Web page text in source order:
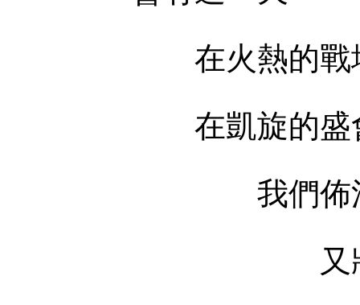
在火熱的戰場
在凱旋的盛會
我們佈滿了刀
又將緊緊地